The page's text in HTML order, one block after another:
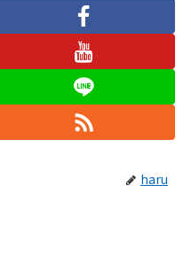
haru